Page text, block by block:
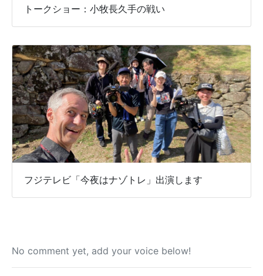
トークショー：小牧長久手の戦い
フジテレビ「今夜はナゾトレ」出演します
No comment yet, add your voice below!